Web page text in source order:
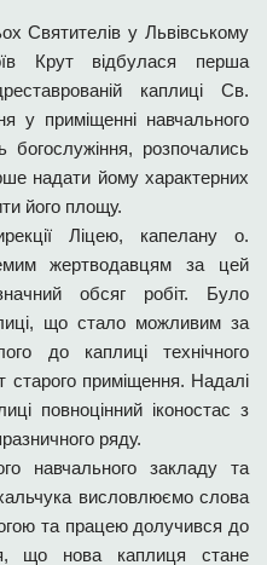
Святителів у Львівському
Крут відбулася перша
каплиці Св.
у приміщенні навчального
богослужіння, розпочались
надати йому характерних
його площу.
Ліцею, капелану о.
жертводавцям за цей
обсяг робіт. Було
що стало можливим за
до каплиці технічного
старого приміщення. Надалі
повноцінний іконостас з
ряду.
навчального закладу та
висловлюємо слова
та працею долучився до
що нова каплиця стане